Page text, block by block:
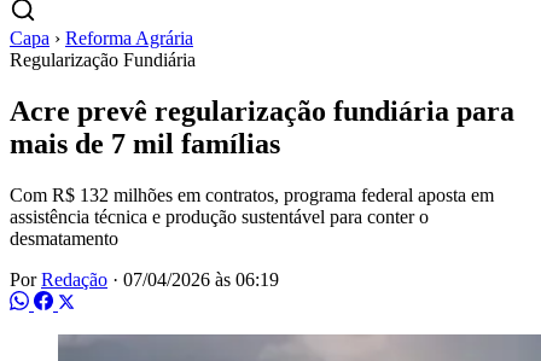
Capa › Reforma Agrária
Regularização Fundiária
Acre prevê regularização fundiária para
mais de 7 mil famílias
Com R$ 132 milhões em contratos, programa federal aposta em
assistência técnica e produção sustentável para conter o
desmatamento
PorRedação · 07/04/2026 às 06:19